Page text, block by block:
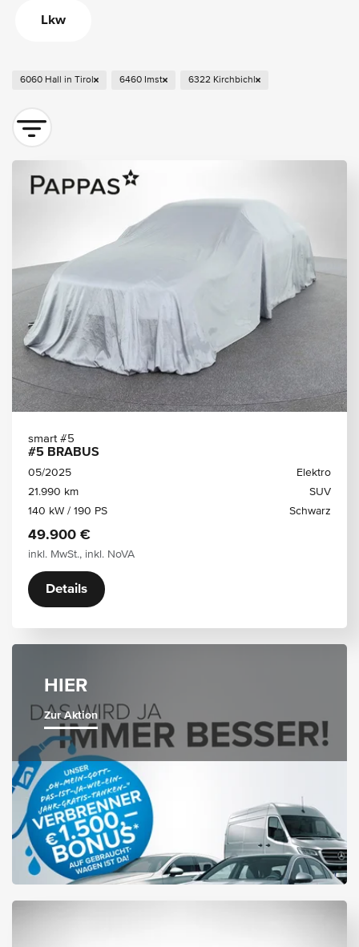
Lkw
6060 Hall in Tirol 6460 Imst 6322 Kirchbichl
smart #5
#5 BRABUS
05/2025
Elektro
21.990 km
SUV
140 kW / 190 PS
Schwarz
49.900 €
inkl. MwSt., inkl. NoVA
Details
HIER
Zur Aktion